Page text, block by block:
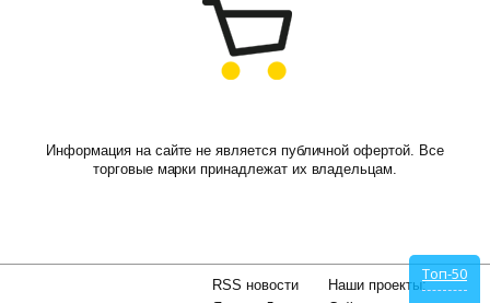
Информация на сайте не является публичной офертой. Все
торговые марки принадлежат их владельцам.
RSS новости
Наши проекты:
Топ-50